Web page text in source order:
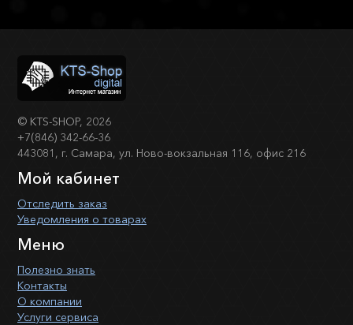
© KTS-SHOP, 2026
+7(846) 342-66-36
443081, г. Самара, ул. Ново-вокзальная 116, офис 216
Мой кабинет
Отследить заказ
Уведомления о товарах
Меню
Полезно знать
Контакты
О компании
Услуги сервиса